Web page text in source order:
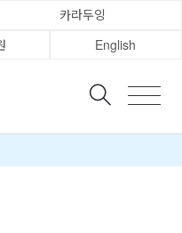
카라두잉
English